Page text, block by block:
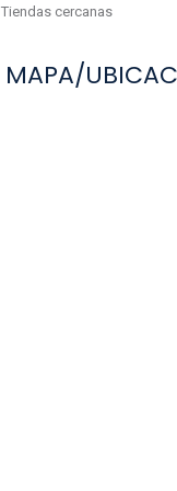
Tiendas cercanas
MAPA/